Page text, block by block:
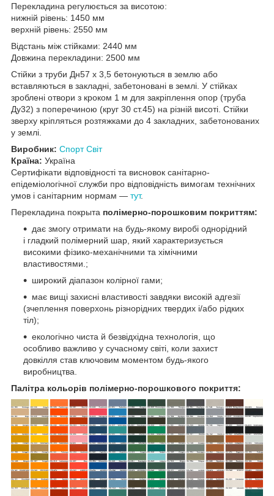
Перекладина регулюється за висотою:
нижній рівень: 1450 мм
верхній рівень: 2550 мм
Відстань між стійками: 2440 мм
Довжина перекладини: 2500 мм
Стійки з труби Дн57 х 3,5 бетонуються в землю або
вставляються в закладні, забетоновані в землі. У стійках
зроблені отвори з кроком 1 м для закріплення опор (труба
Ду32) з поперечиною (круг 30 ст.45) на різній висоті. Стійки
зверху кріпляться розтяжками до 4 закладних, забетонованих
у землі.
Виробник: Спорт Світ
Країна: Україна
Сертифікати відповідності та висновок санітарно-
епідеміологічної служби про відповідність вимогам технічних
умов і санітарним нормам — тут.
Перекладина покрыта полімерно-порошковим покриттям:
дає змогу отримати на будь-якому виробі однорідний
і гладкий полімерний шар, який характеризується
високими фізико-механічними та хімічними
властивостями.;
широкий діапазон колірної гами;
має вищі захисні властивості завдяки високій адгезії
(зчеплення поверхонь різнорідних твердих і/або рідких
тіл);
екологічно чиста й безвідхідна технологія, що
особливо важливо у сучасному світі, коли захист
довкілля став ключовим моментом будь-якого
виробництва.
Палітра кольорів полімерно-порошкового покриття: